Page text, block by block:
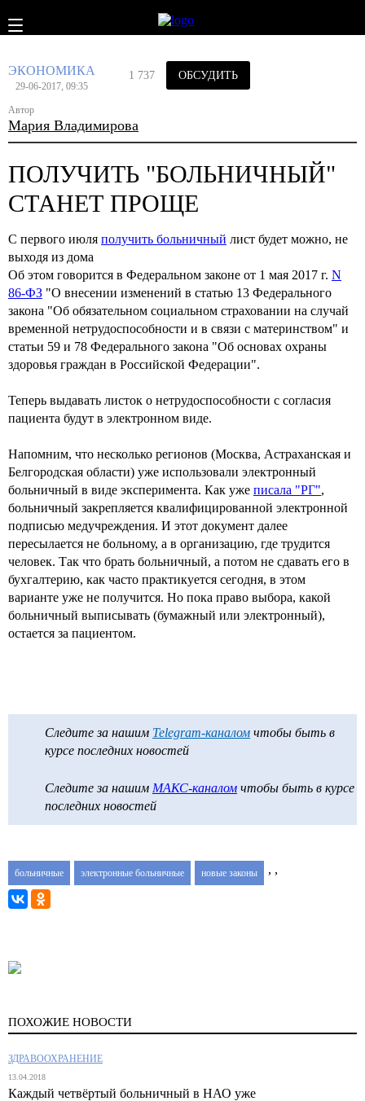
ЭКОНОМИКА
29-06-2017, 09:35
Автор
Мария Владимирова
1 737 ОБСУДИТЬ
ПОЛУЧИТЬ "БОЛЬНИЧНЫЙ"
СТАНЕТ ПРОЩЕ
С первого июля получить больничный лист будет можно, не
выходя из дома
Об этом говорится в Федеральном законе от 1 мая 2017 г. N
86-ФЗ "О внесении изменений в статью 13 Федерального
закона "Об обязательном социальном страховании на случай
временной нетрудоспособности и в связи с материнством" и
статьи 59 и 78 Федерального закона "Об основах охраны
здоровья граждан в Российской Федерации".
Теперь выдавать листок о нетрудоспособности с согласия
пациента будут в электронном виде.
Напомним, что несколько регионов (Москва, Астраханская и
Белгородская области) уже использовали электронный
больничный в виде эксперимента. Как уже писала "РГ",
больничный закрепляется квалифицированной электронной
подписью медучреждения. И этот документ далее
пересылается не больному, а в организацию, где трудится
человек. Так что брать больничный, а потом не сдавать его в
бухгалтерию, как часто практикуется сегодня, в этом
варианте уже не получится. Но пока право выбора, какой
больничный выписывать (бумажный или электронный),
остается за пациентом.
Следите за нашим Telegram-каналом чтобы быть в
курсе последних новостей
Следите за нашим МАКС-каналом чтобы быть в курсе
последних новостей
больничные ,
электронные больничные ,
новые законы
ПОХОЖИЕ НОВОСТИ
ЗДРАВООХРАНЕНИЕ
13.04.2018
Каждый четвёртый больничный в НАО уже